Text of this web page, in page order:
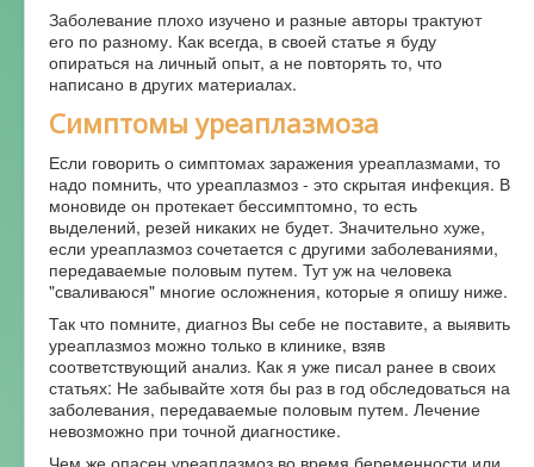
Заболевание плохо изучено и разные авторы трактуют
его по разному. Как всегда, в своей статье я буду
опираться на личный опыт, а не повторять то, что
написано в других материалах.
Симптомы уреаплазмоза
Если говорить о симптомах заражения уреаплазмами, то
надо помнить, что уреаплазмоз - это скрытая инфекция. В
моновиде он протекает бессимптомно, то есть
выделений, резей никаких не будет. Значительно хуже,
если уреаплазмоз сочетается с другими заболеваниями,
передаваемые половым путем. Тут уж на человека
"сваливаюся" многие осложнения, которые я опишу ниже.
Так что помните, диагноз Вы себе не поставите, а выявить
уреаплазмоз можно только в клинике, взяв
соответствующий анализ. Как я уже писал ранее в своих
статьях: Не забывайте хотя бы раз в год обследоваться на
заболевания, передаваемые половым путем. Лечение
невозможно при точной диагностике.
Чем же опасен уреаплазмоз во время беременности или